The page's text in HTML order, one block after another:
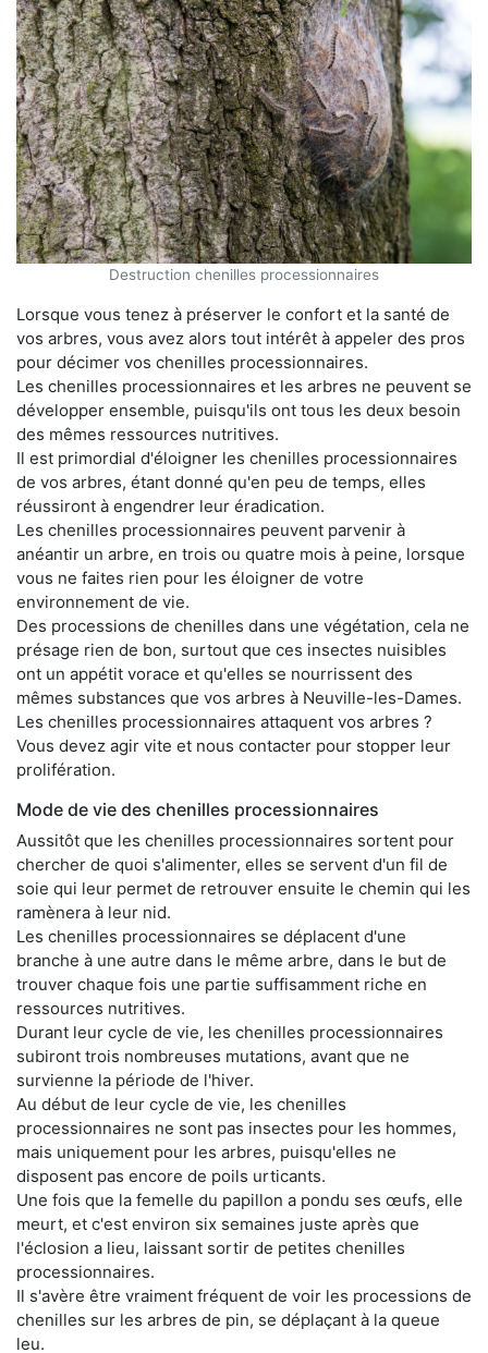
Destruction chenilles processionnaires
Lorsque vous tenez à préserver le confort et la santé de
vos arbres, vous avez alors tout intérêt à appeler des pros
pour décimer vos chenilles processionnaires.
Les chenilles processionnaires et les arbres ne peuvent se
développer ensemble, puisqu'ils ont tous les deux besoin
des mêmes ressources nutritives.
Il est primordial d'éloigner les chenilles processionnaires
de vos arbres, étant donné qu'en peu de temps, elles
réussiront à engendrer leur éradication.
Les chenilles processionnaires peuvent parvenir à
anéantir un arbre, en trois ou quatre mois à peine, lorsque
vous ne faites rien pour les éloigner de votre
environnement de vie.
Des processions de chenilles dans une végétation, cela ne
présage rien de bon, surtout que ces insectes nuisibles
ont un appétit vorace et qu'elles se nourrissent des
mêmes substances que vos arbres à Neuville-les-Dames.
Les chenilles processionnaires attaquent vos arbres ?
Vous devez agir vite et nous contacter pour stopper leur
prolifération.
Mode de vie des chenilles processionnaires
Aussitôt que les chenilles processionnaires sortent pour
chercher de quoi s'alimenter, elles se servent d'un fil de
soie qui leur permet de retrouver ensuite le chemin qui les
ramènera à leur nid.
Les chenilles processionnaires se déplacent d'une
branche à une autre dans le même arbre, dans le but de
trouver chaque fois une partie suffisamment riche en
ressources nutritives.
Durant leur cycle de vie, les chenilles processionnaires
subiront trois nombreuses mutations, avant que ne
survienne la période de l'hiver.
Au début de leur cycle de vie, les chenilles
processionnaires ne sont pas insectes pour les hommes,
mais uniquement pour les arbres, puisqu'elles ne
disposent pas encore de poils urticants.
Une fois que la femelle du papillon a pondu ses œufs, elle
meurt, et c'est environ six semaines juste après que
l'éclosion a lieu, laissant sortir de petites chenilles
processionnaires.
Il s'avère être vraiment fréquent de voir les processions de
chenilles sur les arbres de pin, se déplaçant à la queue
leu.